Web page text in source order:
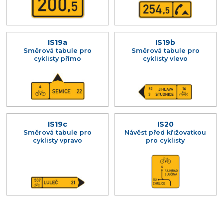
IS19a
Směrová tabule pro
cyklisty přímo
IS19b
Směrová tabule pro
cyklisty vlevo
IS19c
Směrová tabule pro
cyklisty vpravo
IS20
Návěst před křižovatkou
pro cyklisty